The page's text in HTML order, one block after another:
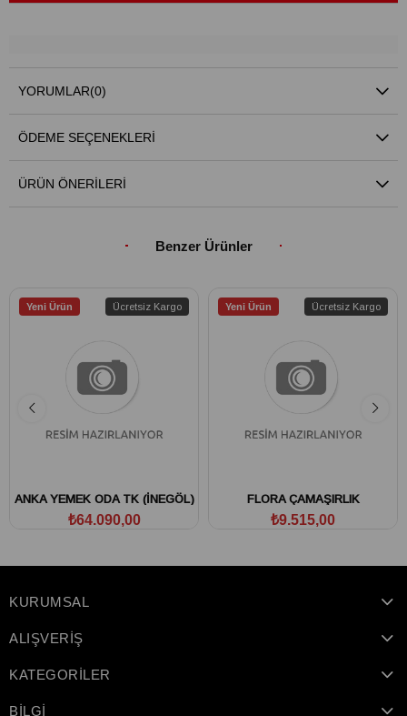
YORUMLAR(0)
ÖDEME SEÇENEKLERI
ÜRÜN ÖNERILERI
Benzer Ürünler
Yeni Ürün Ücretsiz Kargo
ANKA YEMEK ODA TK (İNEGÖL)
₺64.090,00
Yeni Ürün Ücretsiz Kargo
FLORA ÇAMAŞIRLIK
₺9.515,00
KURUMSAL
ALIŞVERİŞ
KATEGORİLER
BİLGİ